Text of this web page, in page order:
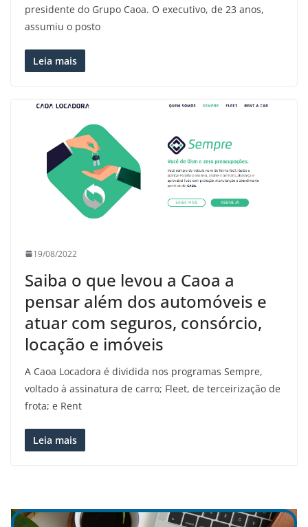
presidente do Grupo Caoa. O executivo, de 23 anos,
assumiu o posto
Leia mais
19/08/2022
Saiba o que levou a Caoa a
pensar além dos automóveis e
atuar com seguros, consórcio,
locação e imóveis
A Caoa Locadora é dividida nos programas Sempre,
voltado à assinatura de carro; Fleet, de terceirização de
frota; e Rent
Leia mais